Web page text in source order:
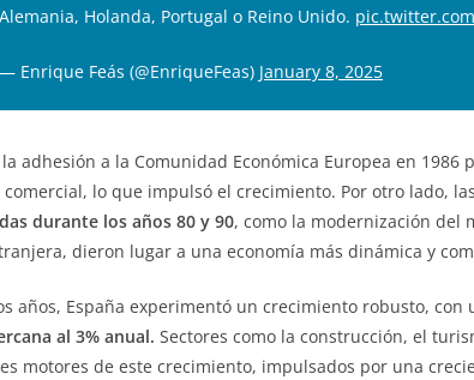
Alemania, Holanda, Portugal o Reino Unido.
— Enrique Feás (@EnriqueFeas) January 8, 2025
adhesión a la Comunidad Económica Europea en
comercial, lo que impulsó el crecimiento. Por otro lado, las
durante los años 80 y 90, como la modernización del
dieron lugar a una economía más dinámica y
años, España experimentó un crecimiento robusto, con
al 3% anual. Sectores como la construcción, el
motores de este crecimiento, impulsados por una